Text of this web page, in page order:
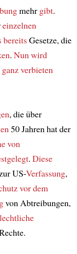
mehr gibt.
einzelnen
bereitsGesetze, die
. Nun wird
ganz verbieten
, die über
50 Jahren hat der
von
. Diese
US-Verfassung,
vor dem
von Abtreibungen,